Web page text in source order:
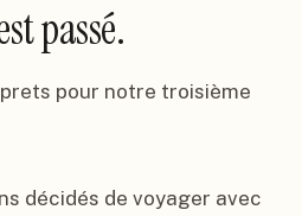
passé.
pour notre troisième
décidés de voyager avec